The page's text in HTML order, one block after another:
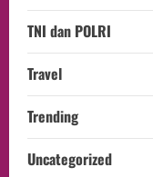
TNI dan POLRI
Travel
Trending
Uncategorized